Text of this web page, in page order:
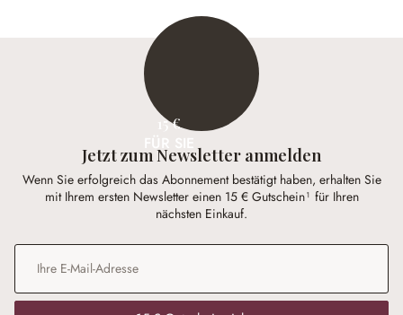
15 €
Jetzt zum Newsletter anmelden
Wenn Sie erfolgreich das Abonnement bestätigt haben, erhalten Sie
mit Ihrem ersten Newsletter einen 15 € Gutschein¹ für Ihren
nächsten Einkauf.
E-Mail-Adresse